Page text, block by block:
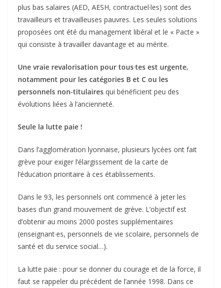
plus bas salaires (AED, AESH, contractuel·les) sont des
travailleurs et travailleuses pauvres. Les seules solutions
proposées ont été du management libéral et le « Pacte »
qui consiste à travailler davantage et au mérite.
Une vraie revalorisation pour tous·tes est urgente,
notamment pour les catégories B et C ou les
personnels non-titulaires qui bénéficient peu des
évolutions liées à l’ancienneté.
Seule la lutte paie !
Dans l’agglomération lyonnaise, plusieurs lycées ont fait
grève pour exiger l’élargissement de la carte de
l’éducation prioritaire à ces établissements.
Dans le 93, les personnels ont commencé à jeter les
bases d’un grand mouvement de grève. L’objectif est
d’obtenir au moins 2000 postes supplémentaires
(enseignant·es, personnels de vie scolaire, personnels de
santé et du service social…).
La lutte paie : pour se donner du courage et de la force, il
faut se rappeler du précédent de l’année 1998. Dans ce